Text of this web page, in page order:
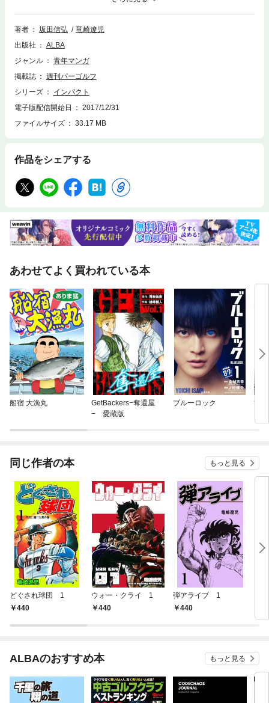
ウエーに、グリーンにさく裂する！
著者 坂田信弘
竜崎遼児
出版社
ALBA
ジャンル
青年マンガ
掲載誌
週刊パーゴルフ
シリーズ
インパクト
電子版配信開始日
2017/12/31
ファイルサイズ
33.17 MB
作品をシェアする
あわせてよく買われている本
船宿 大漁丸
GetBackers−奪還屋
− 愛蔵版
ブルーロック ひ
同じ作者の本 もっと見る
どぐされ球団 1
440
ウォー・クライ 1
440
弾アライブ 1
440
ALBAのおすすめ本 もっと見る